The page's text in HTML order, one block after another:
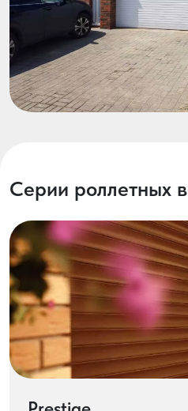
Серии роллетных